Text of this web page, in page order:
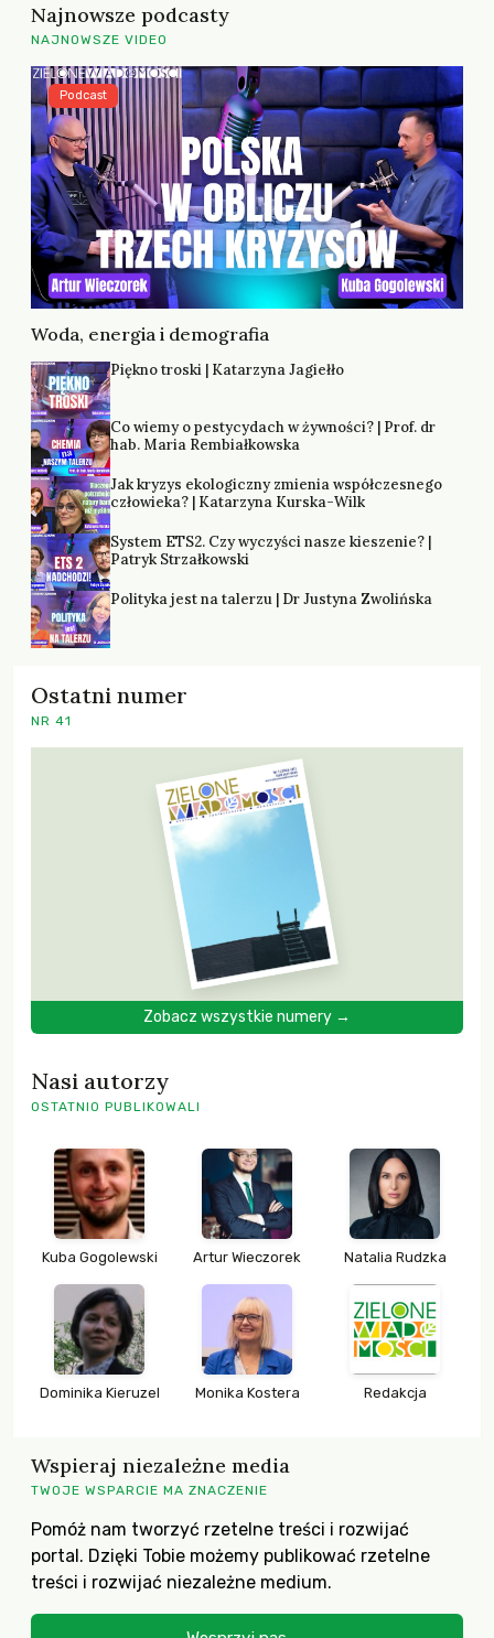
Najnowsze podcasty
NAJNOWSZE VIDEO
Woda, energia i demografia
Podcast
Piękno troski | Katarzyna Jagiełło
Co wiemy o pestycydach w żywności? | Prof. dr
hab. Maria Rembiałkowska
Jak kryzys ekologiczny zmienia współczesnego
człowieka? | Katarzyna Kurska-Wilk
System ETS2. Czy wyczyści nasze kieszenie? |
Patryk Strzałkowski
Polityka jest na talerzu | Dr Justyna Zwolińska
Ostatni numer
NR 41
Zobacz wszystkie numery →
Nasi autorzy
OSTATNIO PUBLIKOWALI
Kuba Gogolewski Artur Wieczorek Natalia Rudzka
Dominika Kieruzel Monika Kostera Redakcja
Wspieraj niezależne media
TWOJE WSPARCIE MA ZNACZENIE
Pomóż nam tworzyć rzetelne treści i rozwijać
portal. Dzięki Tobie możemy publikować rzetelne
treści i rozwijać niezależne medium.